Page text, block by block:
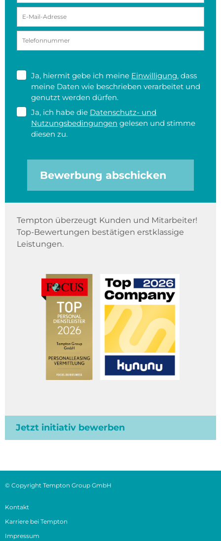
Ja, hiermit gebe ich meine Einwilligung, dass
meine Daten wie beschrieben verarbeitet und
genutzt werden dürfen.
Ja, ich habe die Datenschutz- und
Nutzungsbedingungen gelesen und stimme
diesen zu.
Bewerbung abschicken
Tempton überzeugt Kunden und Mitarbeiter!
Top-Bewertungen bestätigen erstklassige
Leistungen.
Jetzt initiativ bewerben
© Copyright Tempton Group GmbH
Kontakt
Karriere bei Tempton
Impressum